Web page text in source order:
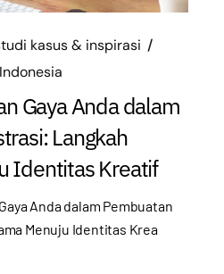
kasus & inspirasi
Gaya Anda dalam
Langkah
Identitas Kreatif
Anda dalam Pembuatan
Menuju Identitas Krea